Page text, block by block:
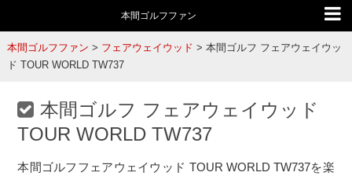
本間ゴルフファン
本間ゴルフファン > フェアウェイウッド > 本間ゴルフ フェアウェイウッ
ド TOUR WORLD TW737
本間ゴルフ フェアウェイウッド
TOUR WORLD TW737
本間ゴルフフェアウェイウッド TOUR WORLD TW737を楽